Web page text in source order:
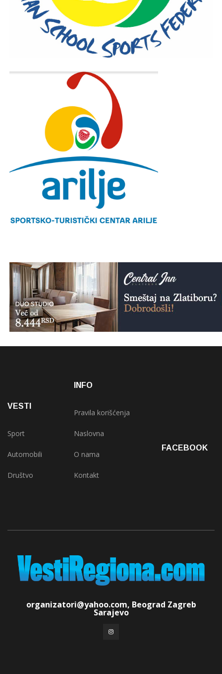
VESTI
Sport
Automobili
Društvo
INFO
Pravila korišćenja
Naslovna
O nama
Kontakt
FACEBOOK
organizatori@yahoo.com, Beograd Zagreb
Sarajevo